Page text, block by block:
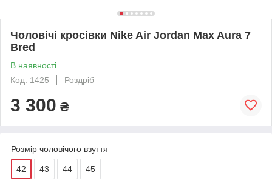
Чоловічі кросівки Nike Air Jordan Max Aura 7
Bred
В наявності
Код: 1425
Роздріб
3 300 ₴
Розмір чоловічого взуття
42 43 44 45